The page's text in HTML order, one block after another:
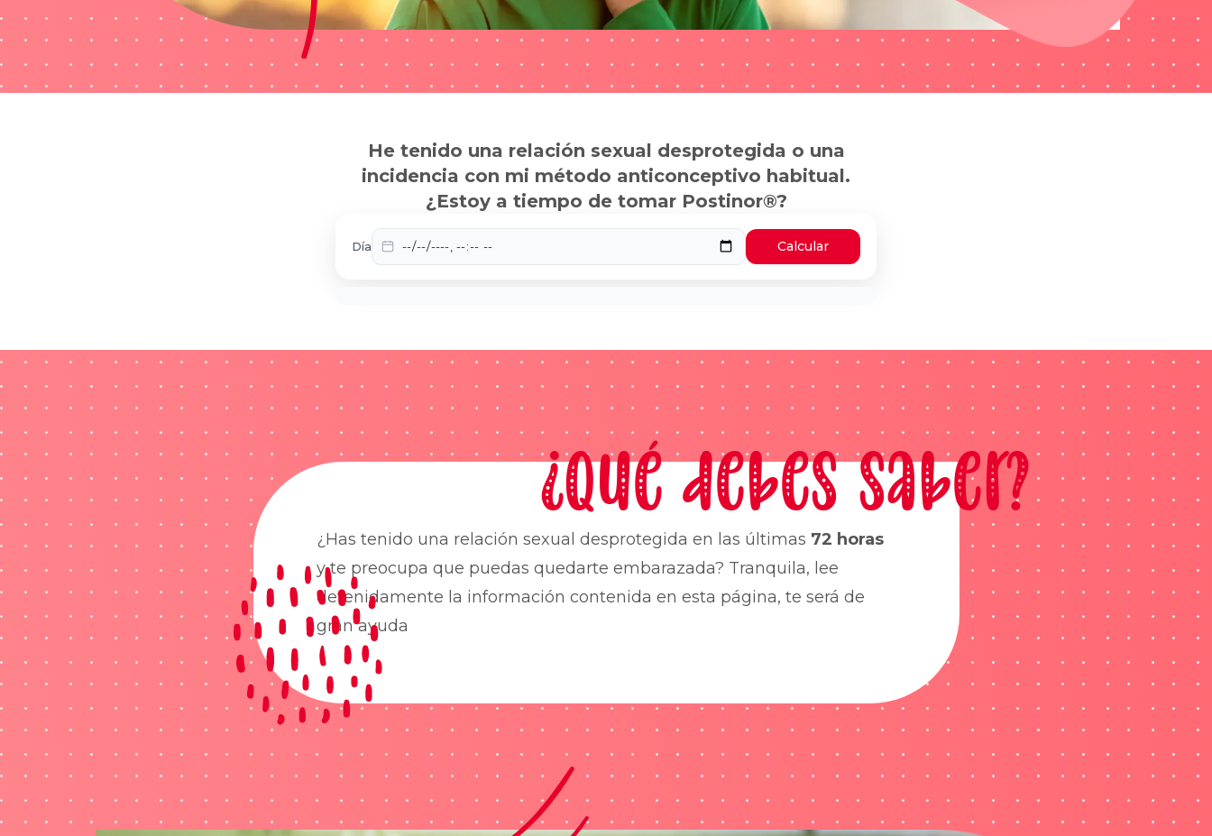
He tenido una relación sexual desprotegida o una
incidencia con mi método anticonceptivo habitual.
¿Estoy a tiempo de tomar Postinor®?
Día Calcular
¿Qué debes saber?
¿Has tenido una relación sexual desprotegida en las últimas 72 horas
y te preocupa que puedas quedarte embarazada? Tranquila, lee
detenidamente la información contenida en esta página, te será de
gran ayuda